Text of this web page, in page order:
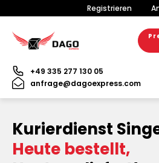
Registrieren
+49 335 277 130 05
anfrage@dagoexpress.com
Kurierdienst
Heute bestellt,